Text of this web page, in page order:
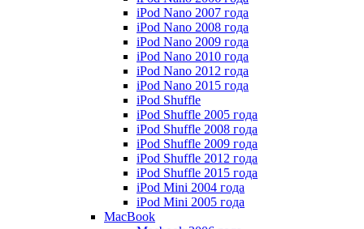
iPod Nano 2007 года
iPod Nano 2008 года
iPod Nano 2009 года
iPod Nano 2010 года
iPod Nano 2012 года
iPod Nano 2015 года
iPod Shuffle
iPod Shuffle 2005 года
iPod Shuffle 2008 года
iPod Shuffle 2009 года
iPod Shuffle 2012 года
iPod Shuffle 2015 года
iPod Mini 2004 года
iPod Mini 2005 года
MacBook